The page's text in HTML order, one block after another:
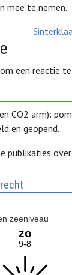
mee te nemen.
om een reactie
CO2 arm):
en geopend.
publikaties